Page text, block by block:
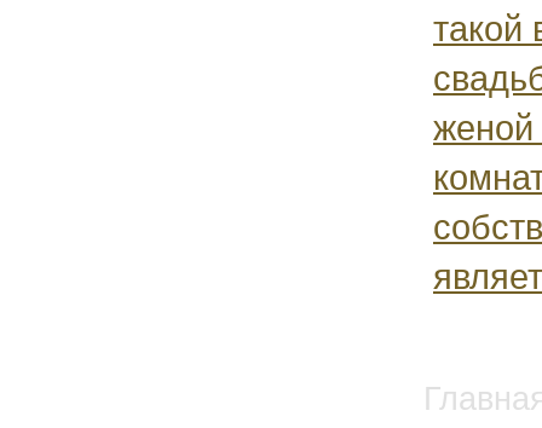
такой
женой